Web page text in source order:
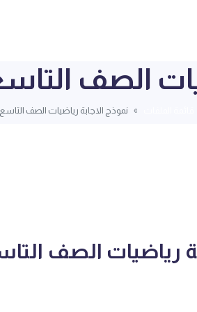
التاسع
نموذج الاجابة رياضيات الصف التاسع
رياضيات الصف